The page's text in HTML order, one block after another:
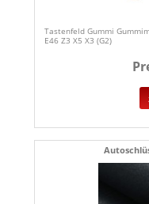
Tastenfeld Gummi
E46 Z3 X5 X3 (G2)